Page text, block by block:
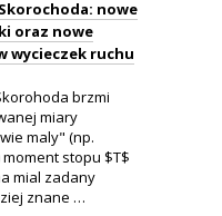
nowe
oraz nowe
wycieczek ruchu
brzmi
miary
maly" (np.
stopu $T$
mial zadany
znane …